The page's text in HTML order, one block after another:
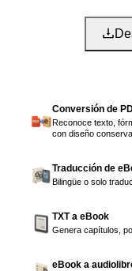
Conversión de
Reconoce texto,
con diseño
Traducción de
Bilingüe o solo
TXT a eBook
Genera capítulos,
eBook a